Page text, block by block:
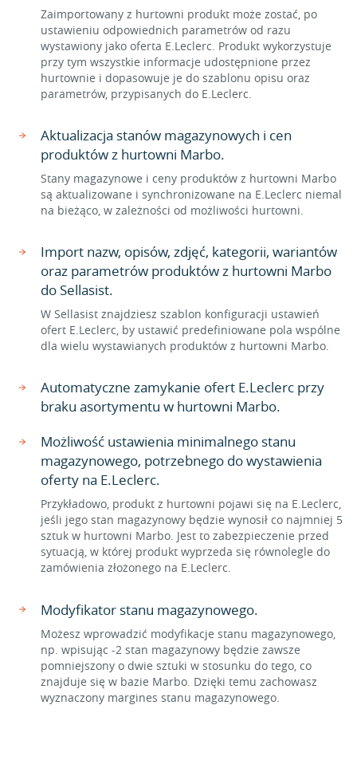
Zaimportowany z hurtowni produkt może zostać, po
ustawieniu odpowiednich parametrów od razu
wystawiony jako oferta E.Leclerc. Produkt wykorzystuje
przy tym wszystkie informacje udostępnione przez
hurtownie i dopasowuje je do szablonu opisu oraz
parametrów, przypisanych do E.Leclerc.
Aktualizacja stanów magazynowych i cen
produktów z hurtowni Marbo.
Stany magazynowe i ceny produktów z hurtowni Marbo
są aktualizowane i synchronizowane na E.Leclerc niemal
na bieżąco, w zależności od możliwości hurtowni.
Import nazw, opisów, zdjęć, kategorii, wariantów
oraz parametrów produktów z hurtowni Marbo
do Sellasist.
W Sellasist znajdziesz szablon konfiguracji ustawień
ofert E.Leclerc, by ustawić predefiniowane pola wspólne
dla wielu wystawianych produktów z hurtowni Marbo.
Automatyczne zamykanie ofert E.Leclerc przy
braku asortymentu w hurtowni Marbo.
Możliwość ustawienia minimalnego stanu
magazynowego, potrzebnego do wystawienia
oferty na E.Leclerc.
Przykładowo, produkt z hurtowni pojawi się na E.Leclerc,
jeśli jego stan magazynowy będzie wynosił co najmniej 5
sztuk w hurtowni Marbo. Jest to zabezpieczenie przed
sytuacją, w której produkt wyprzeda się równolegle do
zamówienia złożonego na E.Leclerc.
Modyfikator stanu magazynowego.
Możesz wprowadzić modyfikacje stanu magazynowego,
np. wpisując -2 stan magazynowy będzie zawsze
pomniejszony o dwie sztuki w stosunku do tego, co
znajduje się w bazie Marbo. Dzięki temu zachowasz
wyznaczony margines stanu magazynowego.